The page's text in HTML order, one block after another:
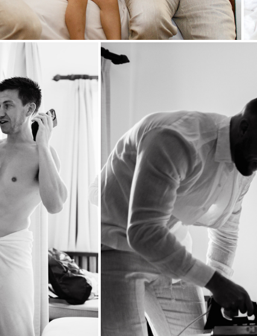
в сборах помогают лучшие друзья и маленькие дети, о
Настоящий, живой репортаж.